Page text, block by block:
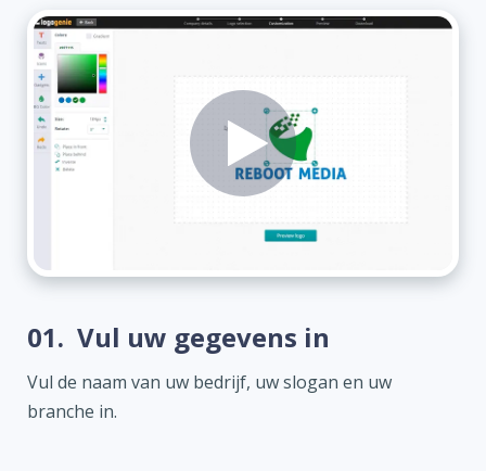
01. Vul uw gegevens in
Vul de naam van uw bedrijf, uw slogan en uw
branche in.